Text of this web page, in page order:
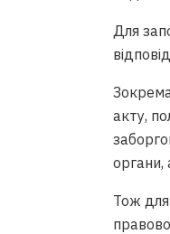
Для
акту,
органи,
Тож для